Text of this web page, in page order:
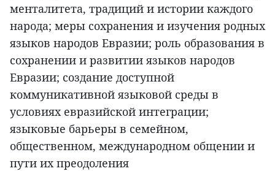
менталитета, традиций и истории каждого
народа; меры сохранения и изучения родных
языков народов Евразии; роль образования в
сохранении и развитии языков народов
Евразии; создание доступной
коммуникативной языковой среды в
условиях евразийской интеграции;
языковые барьеры в семейном,
общественном, международном общении и
пути их преодоления